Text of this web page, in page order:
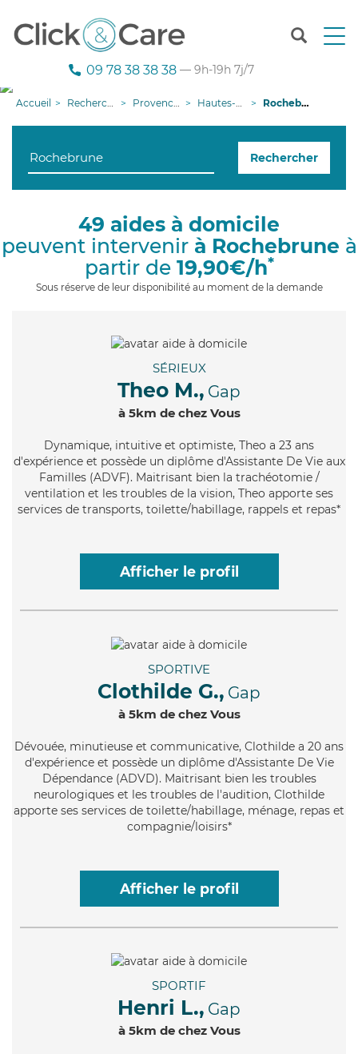
T
n
g
i
09 78 38 38 38 — 9h-19h 7j/7
Accueil Recherche aide à domicile Provence-Alpes-Côte d'Azur Hautes-Alpes Rochebrune
Rechercher
49 aides à domicile
peuvent intervenir à Rochebrune à
partir de 19,90€/h*
Sous réserve de leur disponibilité au moment de la demande
SÉRIEUX
Theo M., Gap
à 5km de chez Vous
Dynamique, intuitive et optimiste, Theo a 23 ans
d'expérience et possède un diplôme d'Assistante De Vie aux
Familles (ADVF). Maitrisant bien la trachéotomie /
ventilation et les troubles de la vision, Theo apporte ses
services de transports, toilette/habillage, rappels et repas*
Afficher le profil
SPORTIVE
Clothilde G., Gap
à 5km de chez Vous
Dévouée, minutieuse et communicative, Clothilde a 20 ans
d'expérience et possède un diplôme d'Assistante De Vie
Dépendance (ADVD). Maitrisant bien les troubles
neurologiques et les troubles de l'audition, Clothilde
apporte ses services de toilette/habillage, ménage, repas et
compagnie/loisirs*
Afficher le profil
SPORTIF
Henri L., Gap
à 5km de chez Vous